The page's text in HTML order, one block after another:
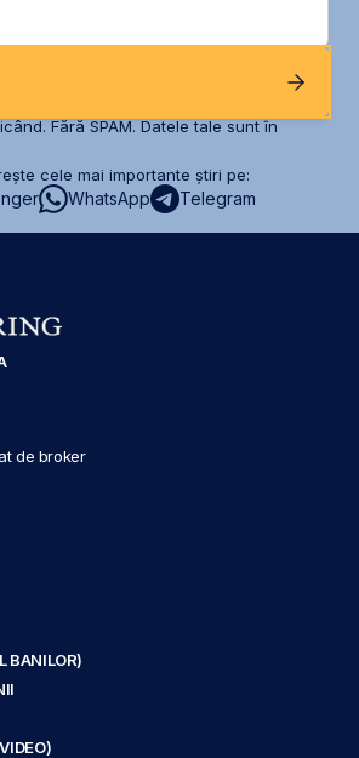
Fără SPAM. Datele tale sunt în
cele mai importante știri pe:
WhatsApp Telegram
de broker
BANILOR)